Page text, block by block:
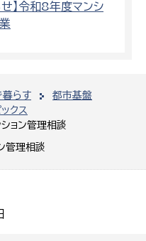
暮らす
都市基盤
ックス
ョン管理相談
管理相談
】令和8年度マンシ